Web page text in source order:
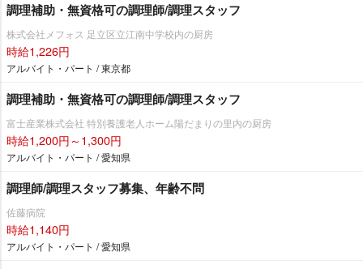
調理補助・無資格可の調理師/調理スタッフ
株式会社メフォス 足立区立江南中学校内の厨房
時給1,226円
アルバイト・パート / 東京都
調理補助・無資格可の調理師/調理スタッフ
富士産業株式会社 特別養護老人ホーム陽だまりの里内の厨房
時給1,200円～1,300円
アルバイト・パート / 愛知県
調理師/調理スタッフ募集、年齢不問
佐藤病院
時給1,140円
アルバイト・パート / 愛知県